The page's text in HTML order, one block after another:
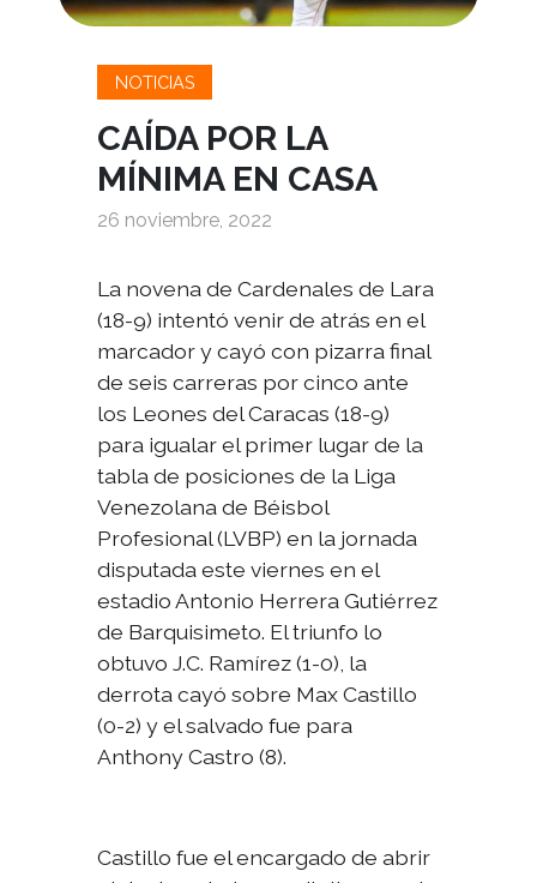
NOTICIAS
CAÍDA POR LA
MÍNIMA EN CASA
26 noviembre, 2022
La novena de Cardenales de Lara
(18-9) intentó venir de atrás en el
marcador y cayó con pizarra final
de seis carreras por cinco ante
los Leones del Caracas (18-9)
para igualar el primer lugar de la
tabla de posiciones de la Liga
Venezolana de Béisbol
Profesional (LVBP) en la jornada
disputada este viernes en el
estadio Antonio Herrera Gutiérrez
de Barquisimeto. El triunfo lo
obtuvo J.C. Ramírez (1-0), la
derrota cayó sobre Max Castillo
(0-2) y el salvado fue para
Anthony Castro (8).
Castillo fue el encargado de abrir